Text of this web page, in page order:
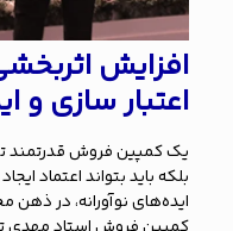
افزایش
اعتبار سازی و
یک کمپین فروش قدرتمند
بلکه باید بتواند اعتماد
ایده‌های نوآورانه، در ذهن